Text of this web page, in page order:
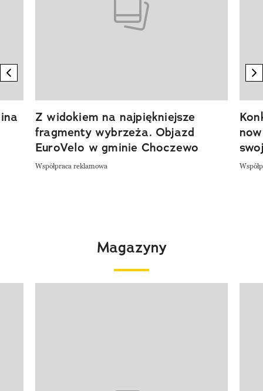
previous element
Z widokiem na najpiękniejsze
fragmenty wybrzeża. Objazd
EuroVelo w gminie Choczewo
Współpraca reklamowa
Magazyny